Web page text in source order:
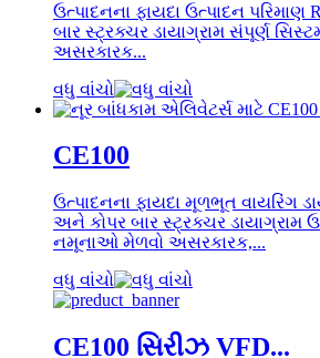
ઉત્પાદનના ફાયદા ઉત્પાદન
બાર સ્ટ્રક્ચર ડાયાગ્રામ સંપૂર્ણ
અસરકારક...
વધુ વાંચો
CE100
ઉત્પાદનના ફાયદા મૂળભૂત વાયરિંગ
અને કોપર બાર સ્ટ્રક્ચર ડાયાગ્રામ
નમૂનાઓ મેળવો અસરકારક,...
વધુ વાંચો
CE100 સિરીઝ VFD...